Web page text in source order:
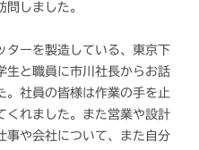
問しました。
ターを製造している、東京下
生と職員に市川社長からお話
。社員の皆様は作業の手を止
くれました。また営業や設計
事や会社について、また自分